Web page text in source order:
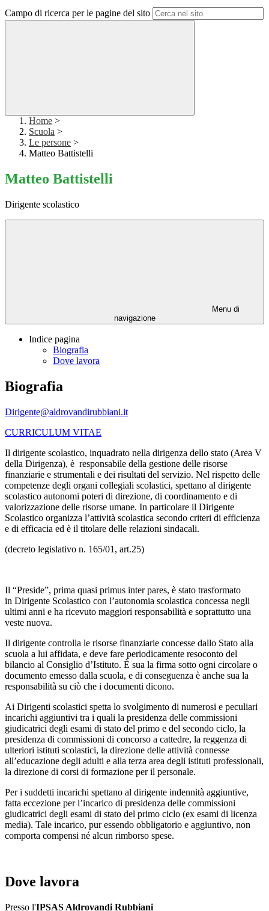
Campo di ricerca per le pagine del sito
Home >
Scuola >
Le persone >
Matteo Battistelli
Matteo Battistelli
Dirigente scolastico
Menu di
navigazione
Indice pagina
Biografia
Dove lavora
Biografia
Dirigente@aldrovandirubbiani.it
CURRICULUM VITAE
Il dirigente scolastico, inquadrato nella dirigenza dello stato (Area V
della Dirigenza), è responsabile della gestione delle risorse
finanziarie e strumentali e dei risultati del servizio. Nel rispetto delle
competenze degli organi collegiali scolastici, spettano al dirigente
scolastico autonomi poteri di direzione, di coordinamento e di
valorizzazione delle risorse umane. In particolare il Dirigente
Scolastico organizza l’attività scolastica secondo criteri di efficienza
e di efficacia ed è il titolare delle relazioni sindacali.
(decreto legislativo n. 165/01, art.25)
Il “Preside”, prima quasi primus inter pares, è stato trasformato
in Dirigente Scolastico con l’autonomia scolastica concessa negli
ultimi anni e ha ricevuto maggiori responsabilità e soprattutto una
veste nuova.
Il dirigente controlla le risorse finanziarie concesse dallo Stato alla
scuola a lui affidata, e deve fare periodicamente resoconto del
bilancio al Consiglio d’Istituto. È sua la firma sotto ogni circolare o
documento emesso dalla scuola, e di conseguenza è anche sua la
responsabilità su ciò che i documenti dicono.
Ai Dirigenti scolastici spetta lo svolgimento di numerosi e peculiari
incarichi aggiuntivi tra i quali la presidenza delle commissioni
giudicatrici degli esami di stato del primo e del secondo ciclo, la
presidenza di commissioni di concorso a cattedre, la reggenza di
ulteriori istituti scolastici, la direzione delle attività connesse
all’educazione degli adulti e alla terza area degli istituti professionali,
la direzione di corsi di formazione per il personale.
Per i suddetti incarichi spettano al dirigente indennità aggiuntive,
fatta eccezione per l’incarico di presidenza delle commissioni
giudicatrici degli esami di stato del primo ciclo (ex esami di licenza
media). Tale incarico, pur essendo obbligatorio e aggiuntivo, non
comporta compensi né alcun rimborso spese.
Dove lavora
Presso l'IPSAS Aldrovandi Rubbiani